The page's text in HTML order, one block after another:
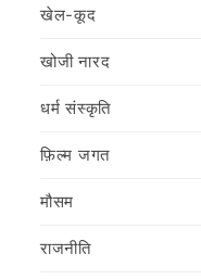
खेल-कूद
खोजी नारद
धर्म संस्कृति
फ़िल्‍म जगत
मौसम
राजनीति